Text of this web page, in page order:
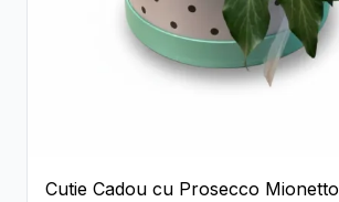
Cutie Cadou cu Prosecco Mionetto